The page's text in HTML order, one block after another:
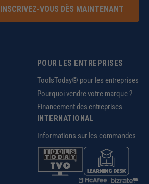
INSCRIVEZ-VOUS DÈS MAINTENANT
POUR LES ENTREPRISES
ToolsToday® pour les entreprises
Pourquoi vendre votre marque ?
Financement des entreprises
INTERNATIONAL
Informations sur les commandes
z